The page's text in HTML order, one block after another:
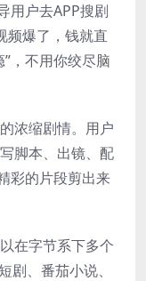
用户去APP搜剧
频爆了，钱就直
，不用你绞尽脑
浓缩剧情。用户
脚本、出镜、配
彩的片段剪出来
在字节系下多个
剧、番茄小说、